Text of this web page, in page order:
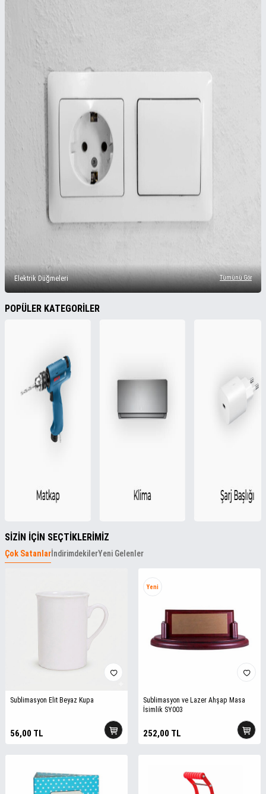
Elektrik Düğmeleri Tümünü Gör
POPÜLER KATEGORİLER
SİZİN İÇİN SEÇTİKLERİMİZ
Çok Satanlar İndirimdekilerYeni Gelenler
Sublimasyon Elit Beyaz Kupa
56,00 TL
Yeni
Sublimasyon ve Lazer Ahşap Masa
İsimlik SY003
252,00 TL